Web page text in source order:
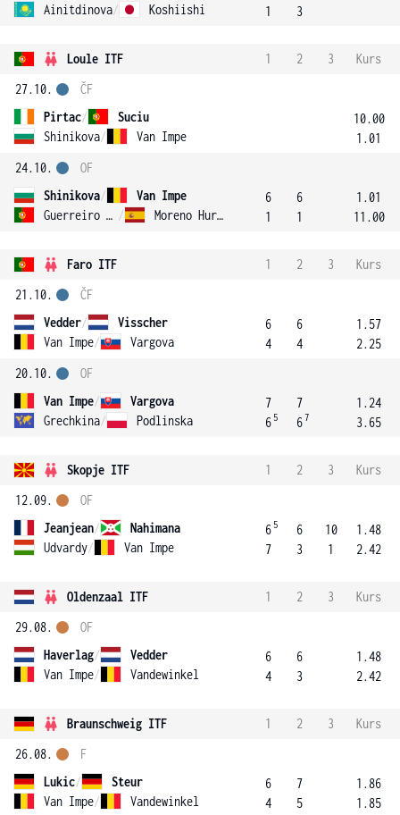
Ainitdinova/ Koshiishi
1
3
Loule ITF 1 2 3
Kurs
27.10.
Pirtac/
Suciu
Shinikova/ Van Impe
ČF
10.00
1.01
24.10.
Shinikova/
Van Impe
Guerreiro Goncalves / Moreno Hurtado
OF
6
1
6
1
1.01
11.00
Faro ITF 1 2 3
Kurs
21.10.
Vedder/
Visscher
Van Impe/ Vargova
ČF
6
4
6
4
1.57
2.25
20.10.
Van Impe/
Vargova
Grechkina/ Podlinska
OF
7
6 5
7
67
1.24
3.65
Skopje ITF 1 2 3
Kurs
12.09.
Jeanjean/
Nahimana
Udvardy/ Van Impe
OF
6 5
7
6
3
10
1
1.48
2.42
Oldenzaal ITF 1 2 3
Kurs
29.08.
Haverlag/
Vedder
Van Impe/ Vandewinkel
OF
6
4
6
3
1.48
2.42
Braunschweig ITF 1 2 3
Kurs
26.08.
Lukic/
Steur
Van Impe/ Vandewinkel
F
6
4
7
5
1.86
1.85